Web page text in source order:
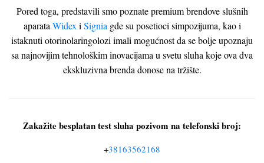
Pored toga, predstavili smo poznate premium brendove slušnih
aparataWidexiSigniagde su posetioci simpozijuma, kao i
istaknuti otorinolaringolozi imali mogućnost da se bolje upoznaju
sa najnovijim tehnološkim inovacijama u svetu sluha koje ova dva
ekskluzivna brenda donose na tržište.
Zakažite besplatan test sluha pozivom na telefonski broj:
+38163562168